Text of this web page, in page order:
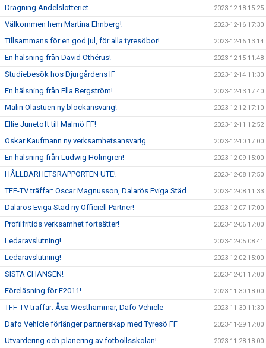
Dragning Andelslotteriet 2023-12-18 15:25
Välkommen hem Martina Ehnberg! 2023-12-16 17:30
Tillsammans för en god jul, för alla tyresöbor! 2023-12-16 13:14
En hälsning från David Othérus! 2023-12-15 11:48
Studiebesök hos Djurgårdens IF 2023-12-14 11:30
En hälsning från Ella Bergström! 2023-12-13 17:40
Malin Olastuen ny blockansvarig! 2023-12-12 17:10
Ellie Junetoft till Malmö FF! 2023-12-11 12:52
Oskar Kaufmann ny verksamhetsansvarig 2023-12-10 17:00
En hälsning från Ludwig Holmgren! 2023-12-09 15:00
HÅLLBARHETSRAPPORTEN UTE! 2023-12-08 17:50
TFF-TV träffar: Oscar Magnusson, Dalarös Eviga Städ 2023-12-08 11:33
Dalarös Eviga Städ ny Officiell Partner! 2023-12-07 17:00
Profilfritids verksamhet fortsätter! 2023-12-06 17:00
Ledaravslutning! 2023-12-05 08:41
Ledaravslutning! 2023-12-02 15:00
SISTA CHANSEN! 2023-12-01 17:00
Föreläsning för F2011! 2023-11-30 18:00
TFF-TV träffar: Åsa Westhammar, Dafo Vehicle 2023-11-30 11:30
Dafo Vehicle förlänger partnerskap med Tyresö FF 2023-11-29 17:00
Utvärdering och planering av fotbollsskolan! 2023-11-28 18:00